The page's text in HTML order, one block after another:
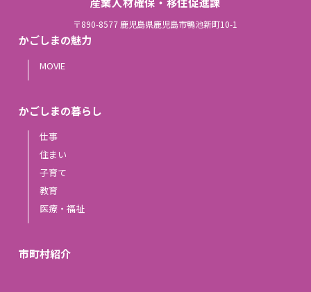
〒890-8577 鹿児島県鹿児島市鴨池新町10-1
かごしまの魅力
MOVIE
かごしまの暮らし
仕事
住まい
子育て
教育
医療・福祉
市町村紹介